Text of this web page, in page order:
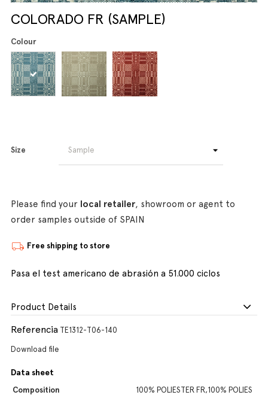
COLORADO FR (SAMPLE)
Colour
Size
Please find your local retailer, showroom or agent to
order samples outside of SPAIN
Free shipping to store
Pasa el test americano de abrasión a 51.000 ciclos
Product Details
Referencia TE1312-T06-140
Download file
Data sheet
Composition
100% POLIESTER FR,100% POLIES